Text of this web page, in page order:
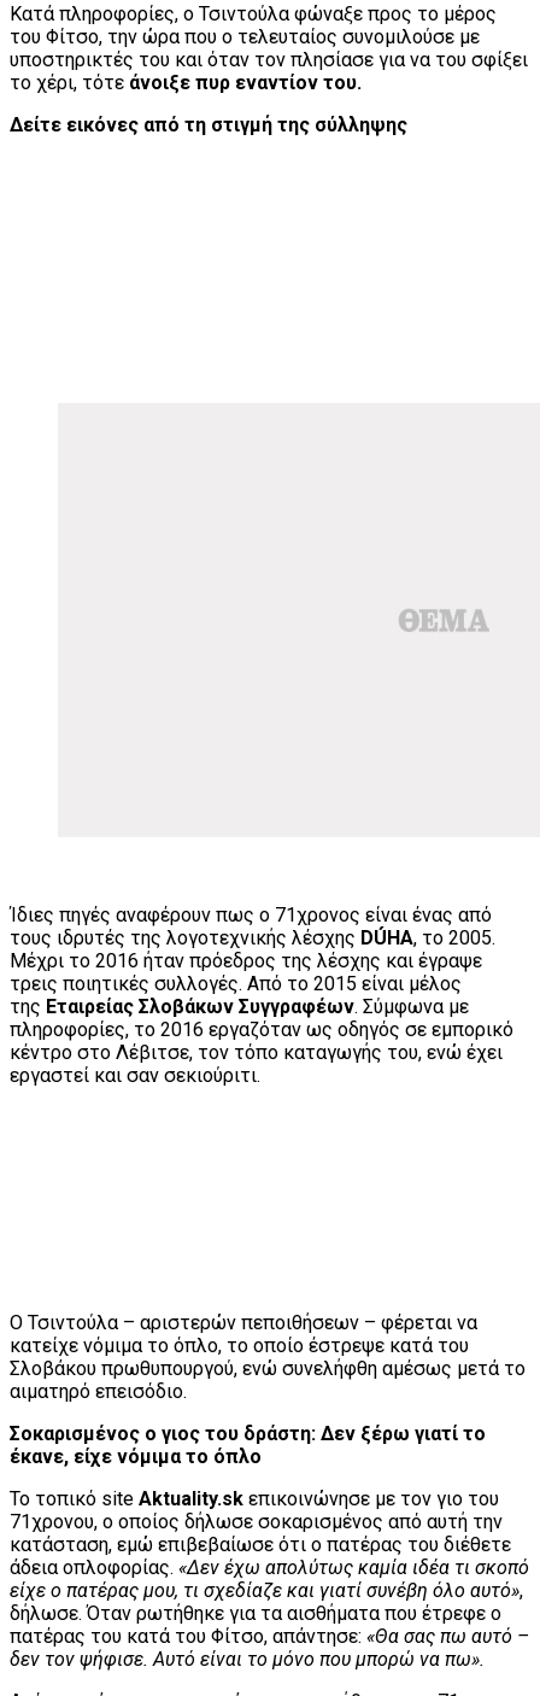
Κατά πληροφορίες, ο Τσιντούλα φώναξε προς το μέρος
του Φίτσο, την ώρα που ο τελευταίος συνομιλούσε με
υποστηρικτές του και όταν τον πλησίασε για να του σφίξει
το χέρι, τότε άνοιξε πυρ εναντίον του.
Δείτε εικόνες από τη στιγμή της σύλληψης
Ίδιες πηγές αναφέρουν πως ο 71χρονος είναι ένας από
τους ιδρυτές της λογοτεχνικής λέσχης DÚHA, το 2005.
Μέχρι το 2016 ήταν πρόεδρος της λέσχης και έγραψε
τρεις ποιητικές συλλογές. Από το 2015 είναι μέλος
της Εταιρείας Σλοβάκων Συγγραφέων. Σύμφωνα με
πληροφορίες, το 2016 εργαζόταν ως οδηγός σε εμπορικό
κέντρο στο Λέβιτσε, τον τόπο καταγωγής του, ενώ έχει
εργαστεί και σαν σεκιούριτι.
Ο Τσιντούλα – αριστερών πεποιθήσεων – φέρεται να
κατείχε νόμιμα το όπλο, το οποίο έστρεψε κατά του
Σλοβάκου πρωθυπουργού, ενώ συνελήφθη αμέσως μετά το
αιματηρό επεισόδιο.
Σοκαρισμένος ο γιος του δράστη: Δεν ξέρω γιατί το
έκανε, είχε νόμιμα το όπλο
Το τοπικό site Aktuality.sk επικοινώνησε με τον γιο του
71χρονου, ο οποίος δήλωσε σοκαρισμένος από αυτή την
κατάσταση, εμώ επιβεβαίωσε ότι ο πατέρας του διέθετε
άδεια οπλοφορίας. «Δεν έχω απολύτως καμία ιδέα τι σκοπό
είχε ο πατέρας μου, τι σχεδίαζε και γιατί συνέβη όλο αυτό»,
δήλωσε. Όταν ρωτήθηκε για τα αισθήματα που έτρεφε ο
πατέρας του κατά του Φίτσο, απάντησε: «Θα σας πω αυτό –
δεν τον ψήφισε. Αυτό είναι το μόνο που μπορώ να πω».